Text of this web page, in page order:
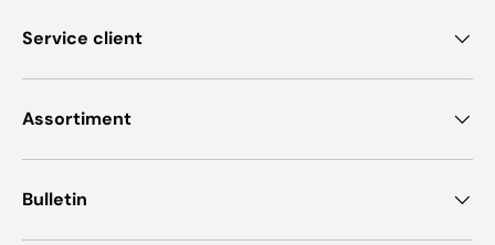
Service client
Assortiment
Bulletin